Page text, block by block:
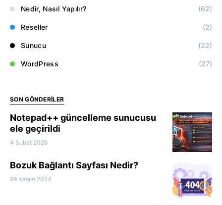
Nedir, Nasıl Yapılır? (62)
Reseller (2)
Sunucu (22)
WordPress (27)
SON GÖNDERILER
Notepad++ güncelleme sunucusu
ele geçirildi
4 Şubat 2026
Bozuk Bağlantı Sayfası Nedir?
29 Kasım 2024